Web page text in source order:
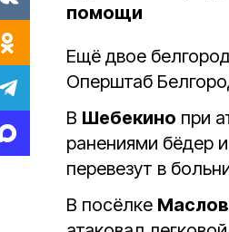
помощи
Ещё двое
Оперштаб
В Шебекино при
ранениями бёдер
перевезут в
В посёлке